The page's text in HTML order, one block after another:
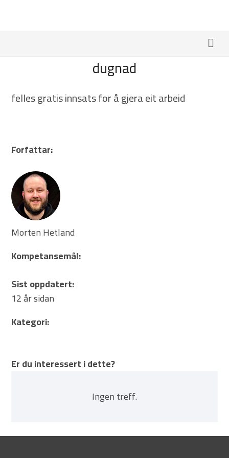
dugnad
felles gratis innsats for å gjera eit arbeid
Sist oppdatert:
12 år sidan
Kategori:
Forfattar:
Morten Hetland
Kompetansemål:
Er du interessert i dette?
Ingen treff.